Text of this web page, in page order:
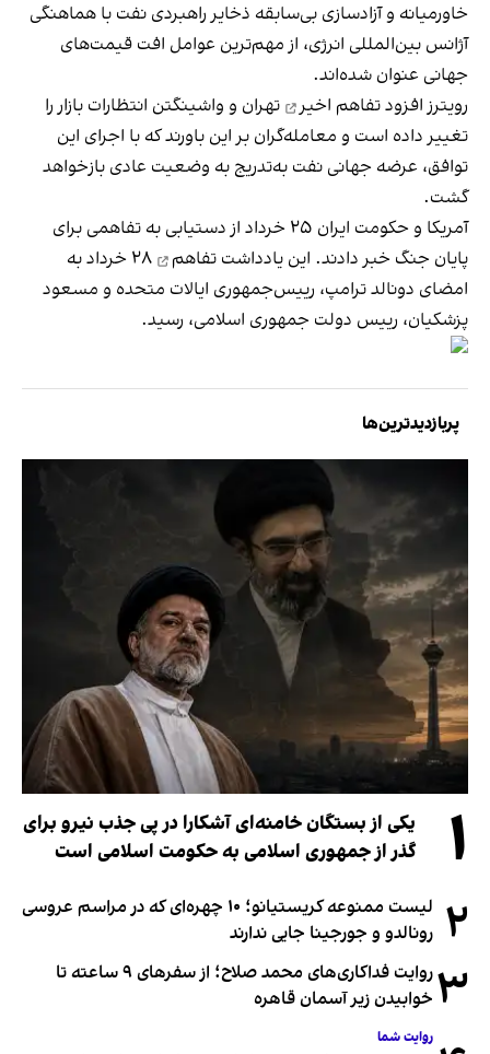
خاورمیانه و آزادسازی بی‌سابقه ذخایر راهبردی نفت با هماهنگی
آژانس بین‌المللی انرژی، از مهم‌ترین عوامل افت قیمت‌های
جهانی عنوان شده‌اند.
رویترز افزودتفاهم اخیر
تهران و واشینگتن انتظارات بازار را
تغییر داده است و معامله‌گران بر این باورند که با اجرای این
توافق، عرضه جهانی نفت به‌تدریج به وضعیت عادی بازخواهد
گشت.
آمریکا و حکومت ایران ۲۵ خرداد از دستیابی به تفاهمی برای
پایان جنگ خبر دادند. این یادداشت تفاهم
۲۸ خرداد به
امضای دونالد ترامپ، رییس‌جمهوری ایالات متحده و مسعود
پزشکیان، رییس دولت جمهوری اسلامی، رسید.
پربازدیدترین‌ها
۱
یکی از بستگان خامنه‌ای آشکارا در پی جذب نیرو برای
گذر از جمهوری اسلامی به حکومت اسلامی است
۲
لیست ممنوعه کریستیانو؛ ۱۰ چهره‌ای که در مراسم عروسی
رونالدو و جورجینا جایی ندارند
۳
روایت فداکاری‌های محمد صلاح؛ از سفرهای ۹ ساعته تا
خوابیدن زیر آسمان قاهره
روایت شما